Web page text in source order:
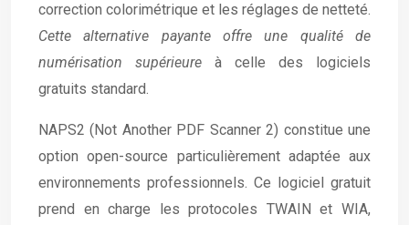
correction colorimétrique et les réglages de netteté.
Cette alternative payante offre une qualité de
numérisation supérieure à celle des logiciels
gratuits standard.
NAPS2 (Not Another PDF Scanner 2) constitue une
option open-source particulièrement adaptée aux
environnements professionnels. Ce logiciel gratuit
prend en charge les protocoles TWAIN et WIA,